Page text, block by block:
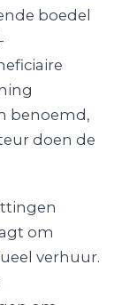
boedel
benoemd,
doen de
om
verhuur.